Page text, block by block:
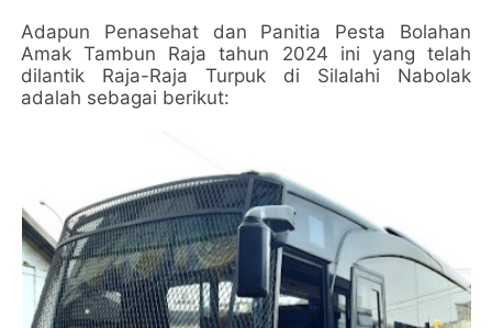
Adapun Penasehat dan Panitia Pesta Bolahan
Amak Tambun Raja tahun 2024 ini yang telah
dilantik Raja-Raja Turpuk di Silalahi Nabolak
adalah sebagai berikut: